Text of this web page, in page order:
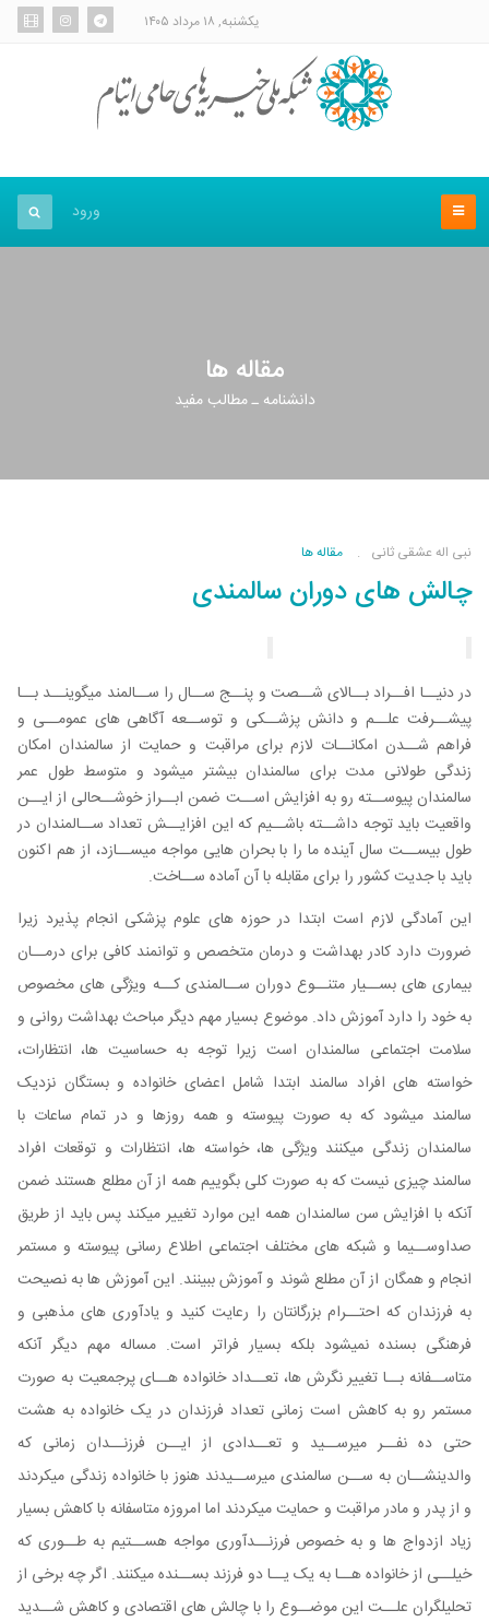
یکشنبه, ۱۸ مرداد ۱۴۰۵
ورود
مقاله ها
دانشنامه ـ مطالب مفید
نبی اله عشقی ثانی مقاله ها
چالش های دوران سالمندی
در دنیــا افــراد بــالای شــصت و پنــج ســال را ســالمند میگوینــد بــا
پیشــرفت علــم و دانش پزشــکی و توســعه آگاهی های عمومــی و
فراهم شــدن امکانــات لازم برای مراقبت و حمایت از سالمندان امکان
زندگی طولانی مدت برای سالمندان بیشتر میشود و متوسط طول عمر
سالمندان پیوســته رو به افزایش اســت ضمن ابــراز خوشــحالی از ایــن
واقعیت باید توجه داشــته باشــیم که این افزایــش تعداد ســالمندان در
طول بیســت سال آینده ما را با بحران هایی مواجه میســازد، از هم اکنون
باید با جدیت کشور را برای مقابله با آن آماده ســاخت.
این آمادگی لازم است ابتدا در حوزه های علوم پزشکی انجام پذیرد زیرا
ضرورت دارد کادر بهداشت و درمان متخصص و توانمند کافی برای درمــان
بیماری های بســیار متنــوع دوران ســالمندی کــه ویژگی های مخصوص
به خود را دارد آموزش داد. موضوع بسیار مهم دیگر مباحث بهداشت روانی و
سلامت اجتماعی سالمندان است زیرا توجه به حساسیت ها، انتظارات،
خواسته های افراد سالمند ابتدا شامل اعضای خانواده و بستگان نزدیک
سالمند میشود که به صورت پیوسته و همه روزها و در تمام ساعات با
سالمندان زندگی میکنند ویژگی ها، خواسته ها، انتظارات و توقعات افراد
سالمند چیزی نیست که به صورت کلی بگوییم همه از آن مطلع هستند ضمن
آنکه با افزایش سن سالمندان همه این موارد تغییر میکند پس باید از طریق
صداوســیما و شبکه های مختلف اجتماعی اطلاع رسانی پیوسته و مستمر
انجام و همگان از آن مطلع شوند و آموزش ببینند. این آموزش ها به نصیحت
به فرزندان که احتــرام بزرگانتان را رعایت کنید و یادآوری های مذهبی و
فرهنگی بسنده نمیشود بلکه بسیار فراتر است. مساله مهم دیگر آنکه
متاســفانه بــا تغییر نگرش ها، تعــداد خانواده هــای پرجمعیت به صورت
مستمر رو به کاهش است زمانی تعداد فرزندان در یک خانواده به هشت
حتی ده نفــر میرســید و تعــدادی از ایــن فرزنــدان زمانی که
والدینشــان به ســن سالمندی میرســیدند هنوز با خانواده زندگی میکردند
و از پدر و مادر مراقبت و حمایت میکردند اما امروزه متاسفانه با کاهش بسیار
زیاد ازدواج ها و به خصوص فرزنــدآوری مواجه هســتیم به طــوری که
خیلــی از خانواده هــا به یک یــا دو فرزند بســنده میکنند. اگر چه برخی از
تحلیلگران علــت این موضــوع را با چالش های اقتصادی و کاهش شــدید